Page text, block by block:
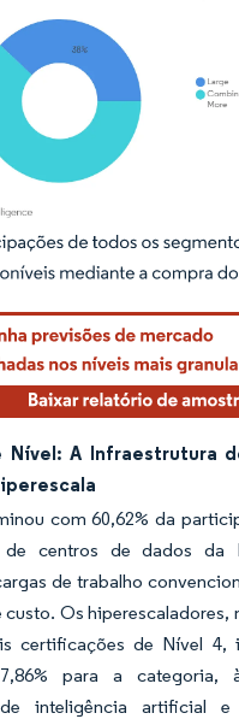
Intelligence. O reuso requer
Nível: A Infraestrutura
com 60,62% da
centros de dados da
de trabalho
custo. Os hiperescaladores,
certificações de Nível 4,
para a categoria,
de inteligência artificial